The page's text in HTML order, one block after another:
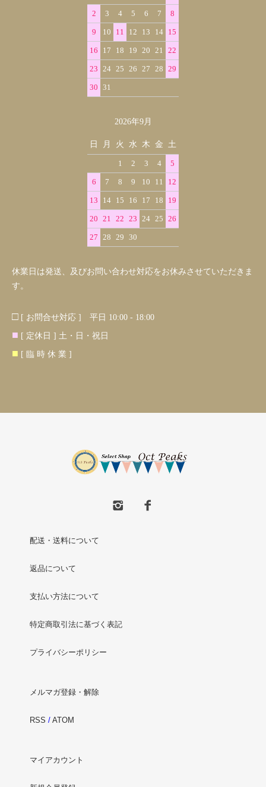
2 3 4 5 6 7 8
9 10 11 12 13 14 15
16 17 18 19 20 21 22
23 24 25 26 27 28 29
30 31
2026年9月
日 月 火 水 木 金 土
1 2 3 4 5
6 7 8 9 10 11 12
13 14 15 16 17 18 19
20 21 22 23 24 25 26
27 28 29 30
休業日は発送、及びお問い合わせ対応をお休みさせていただきま
す。
□ [ お問合せ対応 ] 平日 10:00 - 18:00
■ [ 定休日 ] 土・日・祝日
■ [ 臨 時 休 業 ]
配送・送料について
返品について
支払い方法について
特定商取引法に基づく表記
プライバシーポリシー
メルマガ登録・解除
RSS / ATOM
マイアカウント